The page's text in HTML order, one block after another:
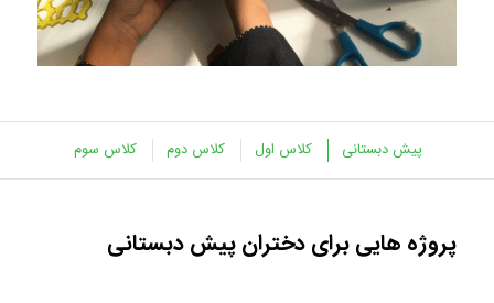
پیش دبستانی کلاس اول کلاس دوم کلاس سوم
پروژه هایی برای دختران پیش دبستانی